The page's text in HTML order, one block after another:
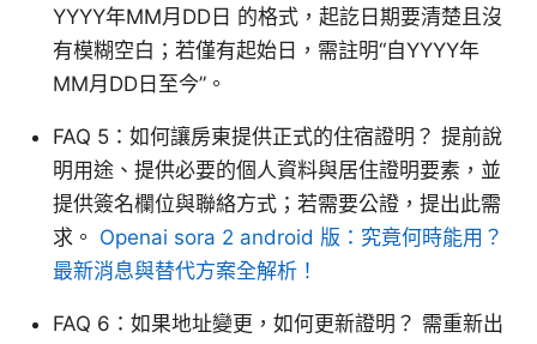
YYYY年MM月DD日 的格式，起訖日期要清楚且沒
有模糊空白；若僅有起始日，需註明“自YYYY年
MM月DD日至今”。
FAQ 5：如何讓房東提供正式的住宿證明？ 提前說
明用途、提供必要的個人資料與居住證明要素，並
提供簽名欄位與聯絡方式；若需要公證，提出此需
求。 Openai sora 2 android 版：究竟何時能用？
最新消息與替代方案全解析！
FAQ 6：如果地址變更，如何更新證明？ 需重新出